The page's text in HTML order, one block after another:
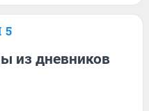
5
из дневников